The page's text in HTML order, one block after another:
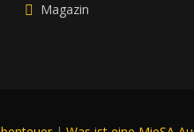
Magazin